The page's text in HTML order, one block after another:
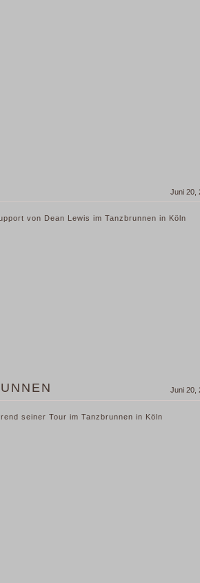
Juni 20,
von Dean Lewis im Tanzbrunnen in Köln
Juni 20,
seiner Tour im Tanzbrunnen in Köln